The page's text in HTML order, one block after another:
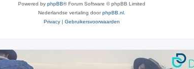
Powered by phpBB® Forum Software © phpBB Limited
Nederlandse vertaling doorphpBB.nl
Privacy | Gebruikersvoorwaarden